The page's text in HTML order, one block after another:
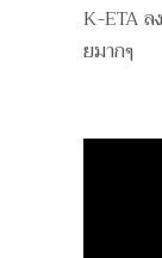
K-ETA ล
ยมากๆ